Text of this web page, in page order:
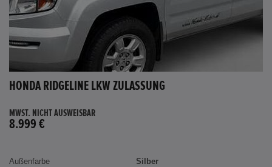
HONDA RIDGELINE LKW ZULASSUNG
MWST. NICHT AUSWEISBAR
8.999 €
Außenfarbe
Silber